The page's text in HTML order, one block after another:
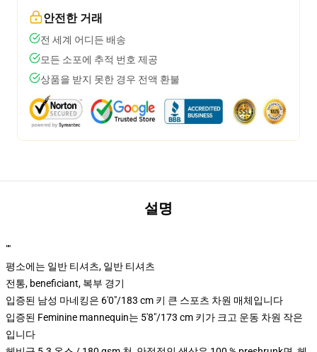
안전한 거래
전 세계 어디든 배송
모든 소포에 추적 번호 제공
상품을 받지 못한 경우 전액 환불
설명
""
평소에는 일반 티셔츠, 일반 티셔츠
전통, beneficiant, 복부 경기
입증된 남성 마네킹은 6'0"/183 cm 키 큰 스포츠 차원 매체입니다
입증된 Feminine mannequin는 5'8"/173 cm 키가 크고 운동 차원 작은
입니다